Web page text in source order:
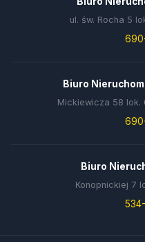
ul. św. Rocha 5
Biuro
Mickiewicza 58 lok.
Biuro
Konopnickiej 7